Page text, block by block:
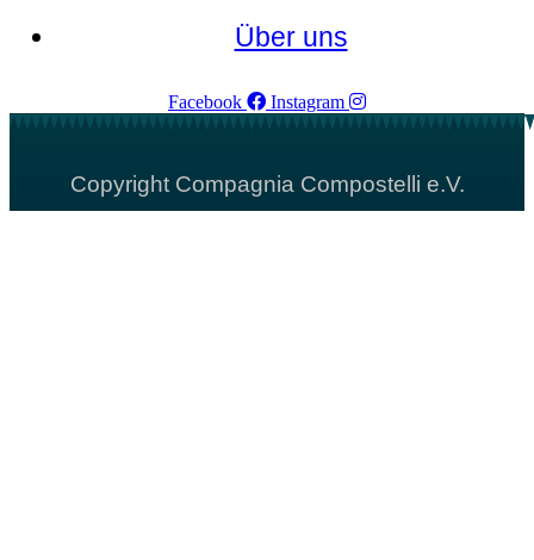
Über uns
Facebook Instagram
Copyright Compagnia Compostelli e.V.